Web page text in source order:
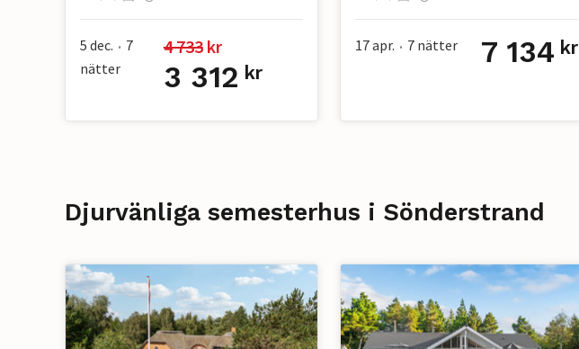
6 Gäster
3 Sovrum
1 Badrum
2 Husdjur
5 dec. • 7
nätter
4 733 kr
3 312 kr
8 Gäster
4 Sovrum
2 Badrum
2 Husdjur
17 apr. • 7 nätter 7 134 kr
Djurvänliga semesterhus i Sönderstrand